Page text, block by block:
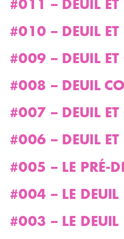
#010 – DEUIL
#009 – DEUIL ET
#008 – DEUIL
#007 – DEUIL ET
#006 – DEUIL
#005 – LE PRÉ-
#004 – LE DEUIL
#003 – LE DEUIL